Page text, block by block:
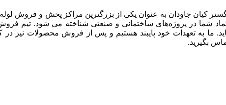
کیان جاودان به عنوان یکی از بزرگترین مراکز پخش و فروش
شما در پروژه‌های ساختمانی و صنعتی شناخته می شود. تیم فروش
ما به تعهدات خود پایبند هستیم و پس از فروش محصولات نیز
بگیرید.